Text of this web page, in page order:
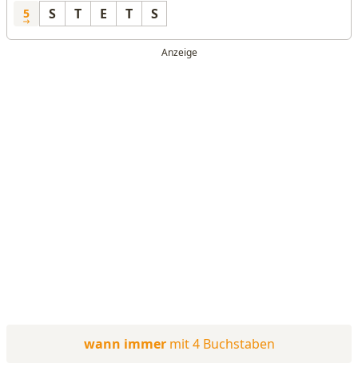
5 S T E T S
wann immer mit 4 Buchstaben